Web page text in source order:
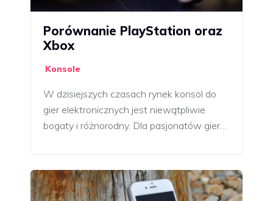
Porównanie PlayStation oraz
Xbox
Konsole
W dzisiejszych czasach rynek konsol do
gier elektronicznych jest niewątpliwie
bogaty i różnorodny. Dla pasjonatów gier…